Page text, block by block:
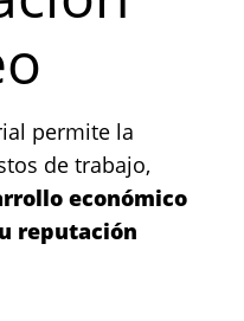
permite la
de trabajo,
económico
reputación